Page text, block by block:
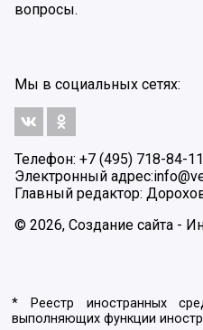
вопросы.
Мы в социальных сетях:
Телефон: +7 (495) 718-84-
Электронный адрес:
Главный редактор:
© 2026, Создание сайта -
* Реестр иностранных
выполняющих функции